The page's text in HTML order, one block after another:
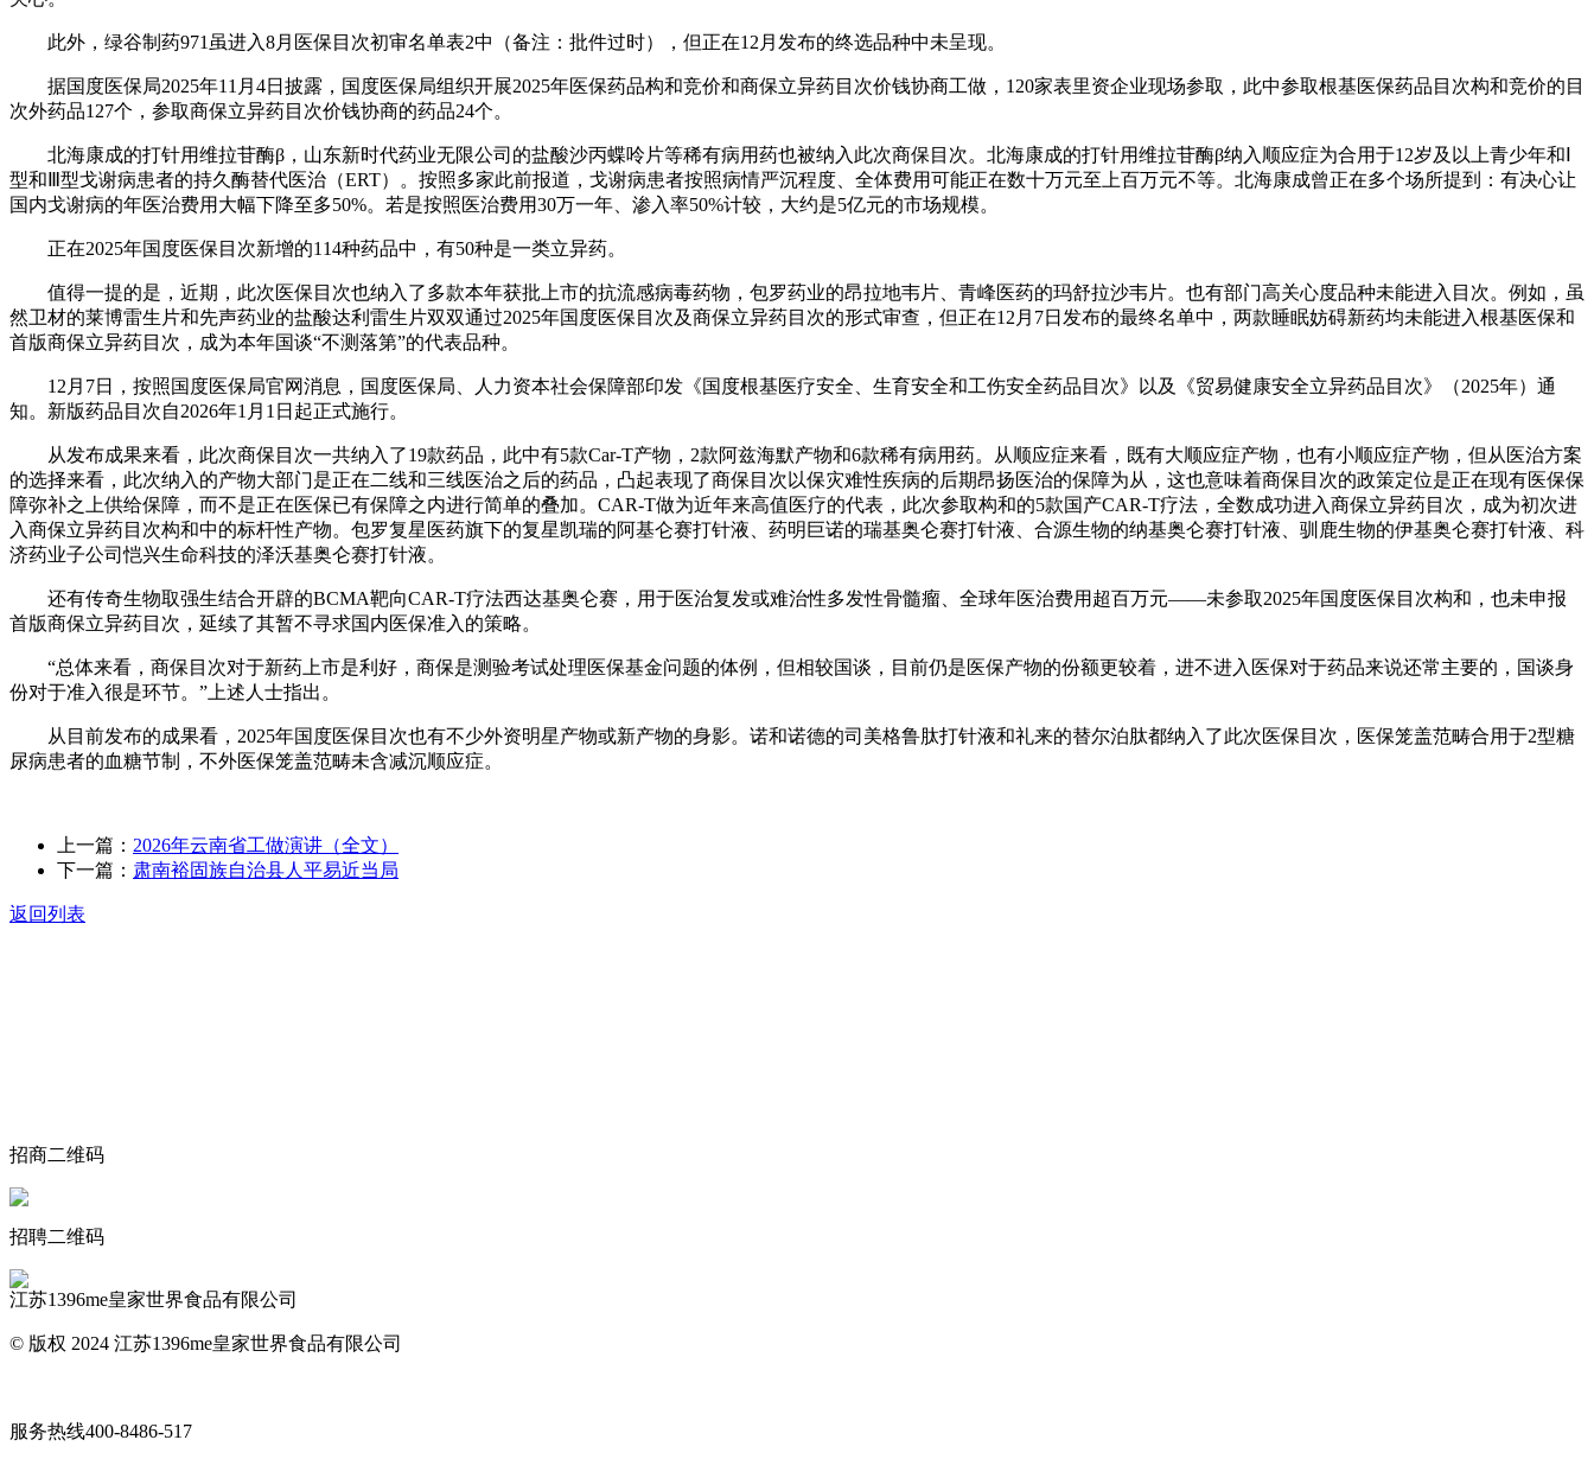
此外，绿谷制药971虽进入8月医保目次初审名单表2中（备注：批件过时），但正在12月发布的终选品种中未呈现。
据国度医保局2025年11月4日披露，国度医保局组织开展2025年医保药品构和竞价和商保立异药目次价钱协商工做，120家表里资企业现场参取，此中参取根基医保药品目次构和竞价的目
次外药品127个，参取商保立异药目次价钱协商的药品24个。
北海康成的打针用维拉苷酶β，山东新时代药业无限公司的盐酸沙丙蝶呤片等稀有病用药也被纳入此次商保目次。北海康成的打针用维拉苷酶β纳入顺应症为合用于12岁及以上青少年和Ⅰ
型和Ⅲ型戈谢病患者的持久酶替代医治（ERT）。按照多家此前报道，戈谢病患者按照病情严沉程度、全体费用可能正在数十万元至上百万元不等。北海康成曾正在多个场所提到：有决心让
国内戈谢病的年医治费用大幅下降至多50%。若是按照医治费用30万一年、渗入率50%计较，大约是5亿元的市场规模。
正在2025年国度医保目次新增的114种药品中，有50种是一类立异药。
值得一提的是，近期，此次医保目次也纳入了多款本年获批上市的抗流感病毒药物，包罗药业的昂拉地韦片、青峰医药的玛舒拉沙韦片。也有部门高关心度品种未能进入目次。例如，虽
然卫材的莱博雷生片和先声药业的盐酸达利雷生片双双通过2025年国度医保目次及商保立异药目次的形式审查，但正在12月7日发布的最终名单中，两款睡眠妨碍新药均未能进入根基医保和
首版商保立异药目次，成为本年国谈“不测落第”的代表品种。
12月7日，按照国度医保局官网消息，国度医保局、人力资本社会保障部印发《国度根基医疗安全、生育安全和工伤安全药品目次》以及《贸易健康安全立异药品目次》（2025年）通
知。新版药品目次自2026年1月1日起正式施行。
从发布成果来看，此次商保目次一共纳入了19款药品，此中有5款Car-T产物，2款阿兹海默产物和6款稀有病用药。从顺应症来看，既有大顺应症产物，也有小顺应症产物，但从医治方案
的选择来看，此次纳入的产物大部门是正在二线和三线医治之后的药品，凸起表现了商保目次以保灾难性疾病的后期昂扬医治的保障为从，这也意味着商保目次的政策定位是正在现有医保保
障弥补之上供给保障，而不是正在医保已有保障之内进行简单的叠加。CAR-T做为近年来高值医疗的代表，此次参取构和的5款国产CAR-T疗法，全数成功进入商保立异药目次，成为初次进
入商保立异药目次构和中的标杆性产物。包罗复星医药旗下的复星凯瑞的阿基仑赛打针液、药明巨诺的瑞基奥仑赛打针液、合源生物的纳基奥仑赛打针液、驯鹿生物的伊基奥仑赛打针液、科
济药业子公司恺兴生命科技的泽沃基奥仑赛打针液。
还有传奇生物取强生结合开辟的BCMA靶向CAR-T疗法西达基奥仑赛，用于医治复发或难治性多发性骨髓瘤、全球年医治费用超百万元——未参取2025年国度医保目次构和，也未申报
首版商保立异药目次，延续了其暂不寻求国内医保准入的策略。
“总体来看，商保目次对于新药上市是利好，商保是测验考试处理医保基金问题的体例，但相较国谈，目前仍是医保产物的份额更较着，进不进入医保对于药品来说还常主要的，国谈身
份对于准入很是环节。”上述人士指出。
从目前发布的成果看，2025年国度医保目次也有不少外资明星产物或新产物的身影。诺和诺德的司美格鲁肽打针液和礼来的替尔泊肽都纳入了此次医保目次，医保笼盖范畴合用于2型糖
尿病患者的血糖节制，不外医保笼盖范畴未含减沉顺应症。
上一篇： 2026年云南省工做演讲（全文）
下一篇： 肃南裕固族自治县人平易近当局
返回列表
招商二维码
招聘二维码
江苏1396me皇家世界食品有限公司
© 版权 2024 江苏1396me皇家世界食品有限公司
服务热线400-8486-517